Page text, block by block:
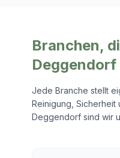
Branchen,
Deggendorf
Jede Branche stellt
Reinigung, Sicherheit
Deggendorfsind wir